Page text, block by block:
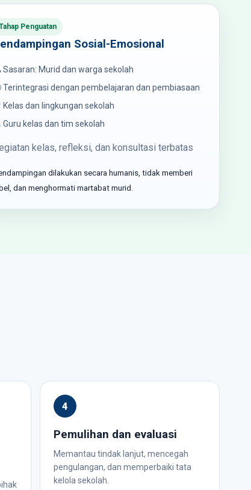
Penguatan
Sosial-Emosional
Sasaran: Murid dan warga sekolah
Terintegrasi dengan pembelajaran dan pembiasaan
Kelas dan lingkungan sekolah
Guru kelas dan tim sekolah
kelas, refleksi, dan konsultasi terbatas
dilakukan secara humanis, tidak memberi
dan menghormati martabat murid.
Pemulihan dan evaluasi
Memantau tindak lanjut, mencegah
pengulangan, dan memperbaiki tata
kelola sekolah.